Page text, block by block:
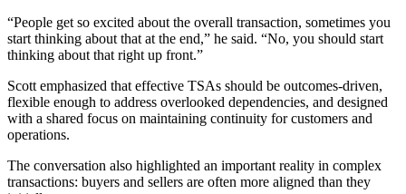
“People get so excited about the overall transaction, sometimes you
start thinking about that at the end,” he said. “No, you should start
thinking about that right up front.”
Scott emphasized that effective TSAs should be outcomes-driven,
flexible enough to address overlooked dependencies, and designed
with a shared focus on maintaining continuity for customers and
operations.
The conversation also highlighted an important reality in complex
transactions: buyers and sellers are often more aligned than they